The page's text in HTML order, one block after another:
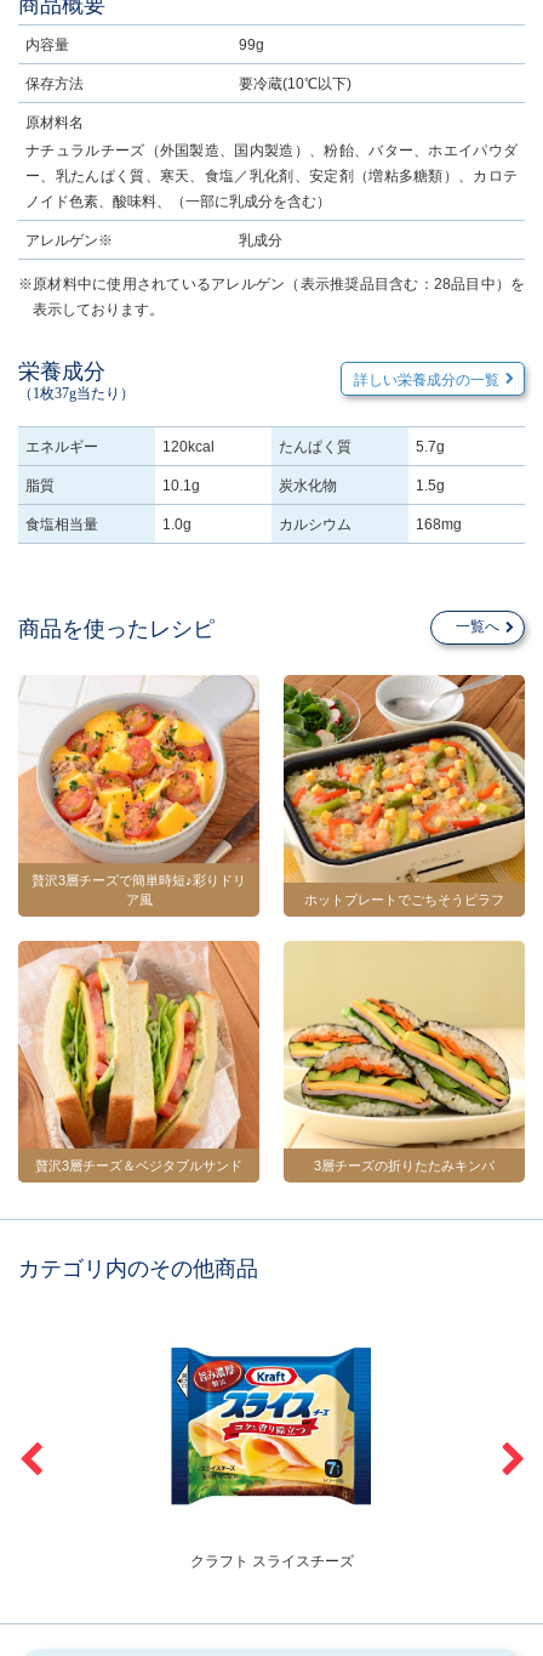
商品概要
内容量 99g
保存方法 要冷蔵(10℃以下)
原材料名
ナチュラルチーズ（外国製造、国内製造）、粉飴、バター、ホエイパウダ
ー、乳たんぱく質、寒天、食塩／乳化剤、安定剤（増粘多糖類）、カロテ
ノイド色素、酸味料、（一部に乳成分を含む）
アレルゲン※ 乳成分
※原材料中に使用されているアレルゲン（表示推奨品目含む：28品目中）を
表示しております。
栄養成分
（1枚37g当たり）
詳しい栄養成分の一覧
エネルギー 120kcal たんぱく質 5.7g
脂質 10.1g 炭水化物 1.5g
食塩相当量 1.0g カルシウム 168mg
商品を使ったレシピ 一覧へ
贅沢3層チーズで簡単時短♪彩りドリ
ア風
ホットプレートでごちそうピラフ
贅沢3層チーズ＆ベジタブルサンド 3層チーズの折りたたみキンパ
カテゴリ内のその他商品
クラフト スライスチーズ